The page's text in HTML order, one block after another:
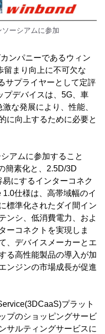
ーシアムに参加
ンパニーであるウィン
留まり向上に不可欠な
サプライヤーとして定評
プデバイスは、5G、車
な発展により、性能、
に向上するために必要と
アムに参加すること
簡素化と、2.5D/3D
にするインターコネク
仕様は、高帯域幅のイ
標準化されたダイ間イン
ンシ、低消費電力、およ
ーコネクトを実現しま
、デバイスメーカーとエ
る高性能製品の導入が加
ンジンの市場成長が促進
プラット
プのショッピングサービ
サルティングサービスに